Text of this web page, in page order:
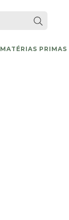
MATÉRIAS PRIMAS